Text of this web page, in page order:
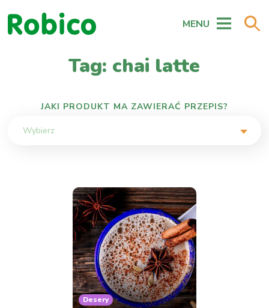
MENU
Tag: chai latte
JAKI PRODUKT MA ZAWIERAĆ PRZEPIS?
Wybierz
Desery